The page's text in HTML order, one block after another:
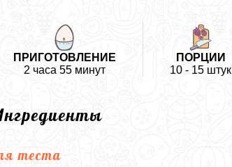
ПРИГОТОВЛЕНИЕ
2 часа 55 минут
ПОРЦИИ
10 - 15 штук
теста